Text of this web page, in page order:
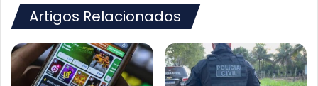
(09) Artigos Relacionados